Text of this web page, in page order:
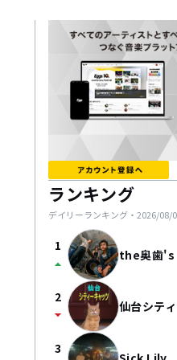
ランキング
デイリーランキング・ 2026/08/
1
arrow_drop_up the奥歯's
2
arrow_drop_down 仙台シテ
3